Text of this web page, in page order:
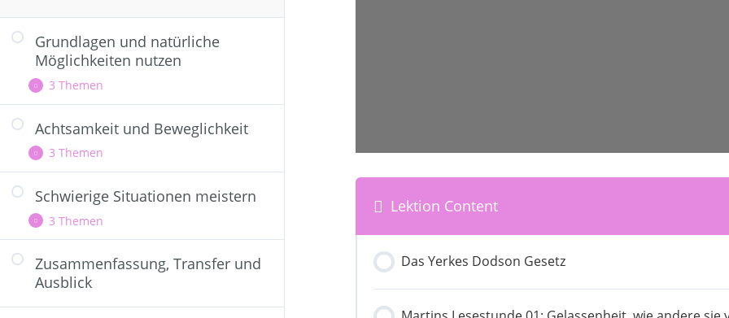
Grundlagen und natürliche
Möglichkeiten nutzen
3 Themen
Beruhigte Wachheit
Umgebung und Umfeld gestalten
Natürliche Pausen und
Einladungen in die Stille nutzen
Achtsamkeit und Beweglichkeit
3 Themen
Gehmeditation
Die Kontaktübung der Eutonie
Disney Strategie oder die Arbeit
mit inneren Anteilen
Schwierige Situationen meistern
3 Themen
Positive Selbstgespräche
Zusammenfassung, Transfer und
Ausblick
Lektion Content
Das Yerkes Dodson Gesetz